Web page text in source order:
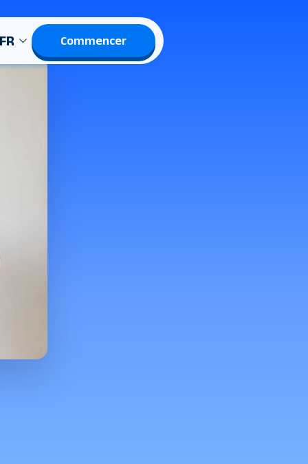
FR Commencer